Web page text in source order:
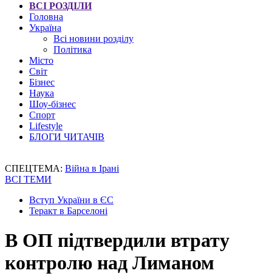
ВСІ РОЗДІЛИ
Головна
Україна
Всі новини розділу
Політика
Місто
Світ
Бізнес
Наука
Шоу-бізнес
Спорт
Lifestyle
БЛОГИ ЧИТАЧІВ
СПЕЦТЕМА: Війна в Ірані
ВСІ ТЕМИ
Вступ України в ЄС
Теракт в Барселоні
В ОП підтвердили втрату
контролю над Лиманом